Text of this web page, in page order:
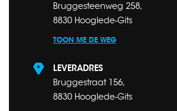
Bruggesteenweg 258,
8830 Hooglede-Gits
TOON ME DE WEG
LEVERADRES
Bruggestraat 156,
8830 Hooglede-Gits